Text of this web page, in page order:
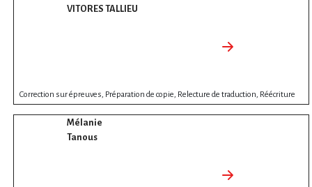
VITORES TALLIEU
Correction sur épreuves, Préparation de copie, Relecture de traduction, Réécriture
Mélanie
Tanous